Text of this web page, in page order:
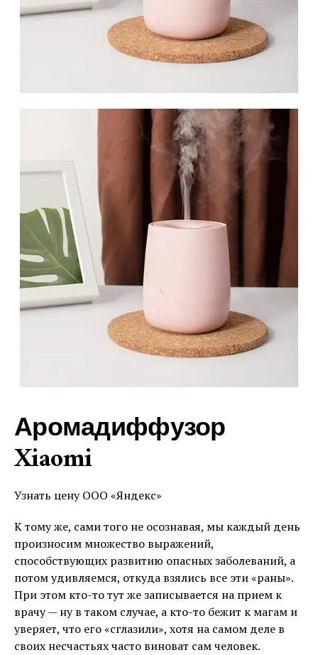
Аромадиффузор
Xiaomi
Узнать цену ООО «Яндекс»
К тому же, сами того не осознавая, мы каждый день
произносим множество выражений,
способствующих развитию опасных заболеваний, а
потом удивляемся, откуда взялись все эти «раны».
При этом кто-то тут же записывается на прием к
врачу — ну в таком случае, а кто-то бежит к магам и
уверяет, что его «сглазили», хотя на самом деле в
своих несчастьях часто виноват сам человек.